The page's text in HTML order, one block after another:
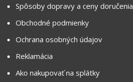
Spôsoby dopravy a ceny doručenia
Obchodné podmienky
Ochrana osobných údajov
Reklamácia
Ako nakupovať na splátky